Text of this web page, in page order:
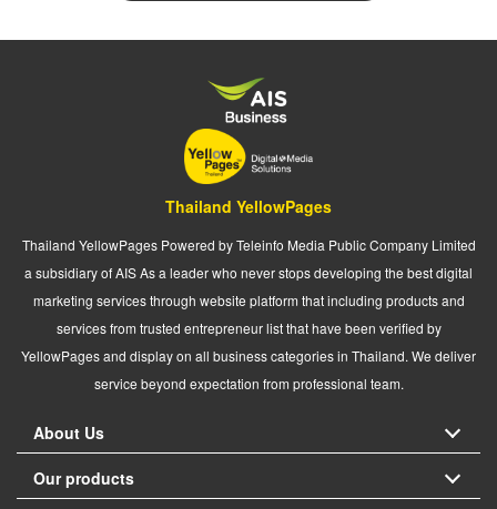
Thailand YellowPages
Thailand YellowPages Powered by Teleinfo Media Public Company Limited
a subsidiary of AIS As a leader who never stops developing the best digital
marketing services through website platform that including products and
services from trusted entrepreneur list that have been verified by
YellowPages and display on all business categories in Thailand. We deliver
service beyond expectation from professional team.
About Us
Our products